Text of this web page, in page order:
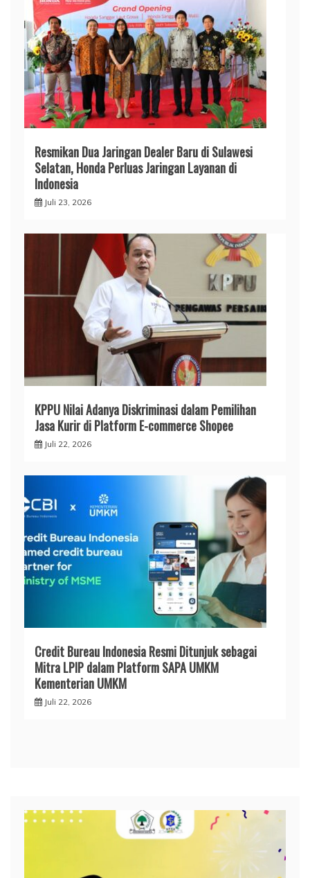
Resmikan Dua Jaringan Dealer Baru di Sulawesi
Selatan, Honda Perluas Jaringan Layanan di
Indonesia
Juli 23, 2026
KPPU Nilai Adanya Diskriminasi dalam Pemilihan
Jasa Kurir di Platform E-commerce Shopee
Juli 22, 2026
Credit Bureau Indonesia Resmi Ditunjuk sebagai
Mitra LPIP dalam Platform SAPA UMKM
Kementerian UMKM
Juli 22, 2026